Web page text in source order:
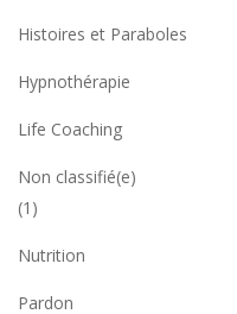
Histoires et Paraboles
Hypnothérapie
Life Coaching
Non classifié(e)
(1)
Nutrition
Pardon